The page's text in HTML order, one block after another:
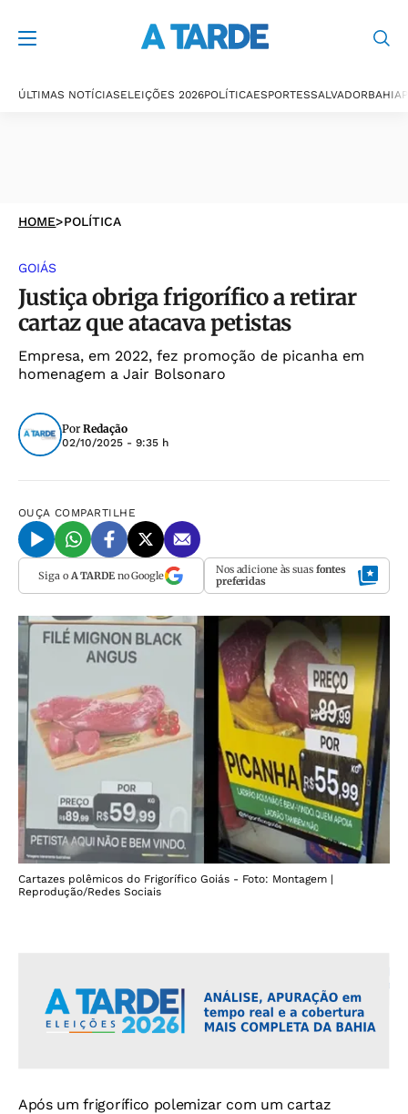
ÚLTIMAS NOTÍCIASELEIÇÕES 2026POLÍTICAESPORTESSALVADORBAHIA
HOME>POLÍTICA
GOIÁS
Justiça obriga frigorífico a retirar
cartaz que atacava petistas
Empresa, em 2022, fez promoção de picanha em
homenagem a Jair Bolsonaro
Por Redação
02/10/2025 - 9:35 h
OUÇA COMPARTILHE
Siga o A TARDEno Google Nos adicione às suas fontes
preferidas
Cartazes polêmicos do Frigorífico Goiás - Foto: Montagem |
Reprodução/Redes Sociais
Após um frigorífico polemizar com um cartaz